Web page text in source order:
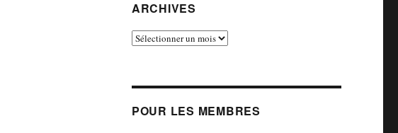
ARCHIVES
Archives
POUR LES MEMBRES